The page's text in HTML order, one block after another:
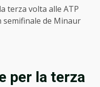
terza volta alle ATP
semifinale de Minaur
per la terza